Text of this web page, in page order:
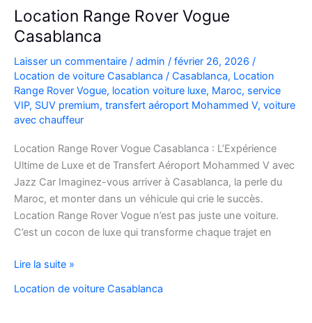
Mohammed
V
Location Range Rover Vogue
Casablanca
Laisser un commentaire / admin / février 26, 2026 /
Location de voiture Casablanca / Casablanca, Location
Range Rover Vogue, location voiture luxe, Maroc, service
VIP, SUV premium, transfert aéroport Mohammed V, voiture
avec chauffeur
Location Range Rover Vogue Casablanca : L’Expérience
Ultime de Luxe et de Transfert Aéroport Mohammed V avec
Jazz Car Imaginez-vous arriver à Casablanca, la perle du
Maroc, et monter dans un véhicule qui crie le succès.
Location Range Rover Vogue n’est pas juste une voiture.
C’est un cocon de luxe qui transforme chaque trajet en
Location
Rover
Lire la suite »
Location de voiture Casablanca